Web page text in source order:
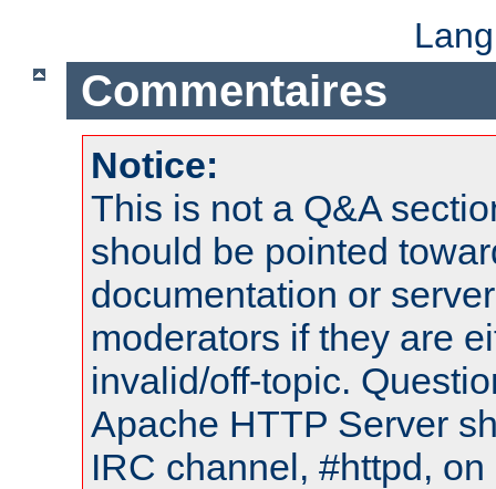
Commentaires
Notice:
This is not a Q&A
should be pointed
documentation or
moderators if they are
invalid/off-topic.
Apache HTTP Server
IRC channel, #httpd,